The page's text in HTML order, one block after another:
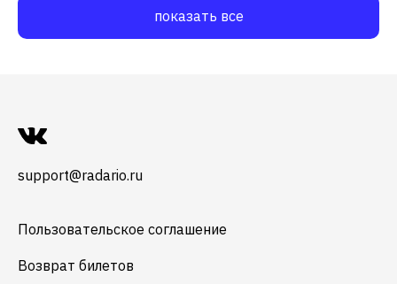
показать все
support@radario.ru
Пользовательское соглашение
Возврат билетов